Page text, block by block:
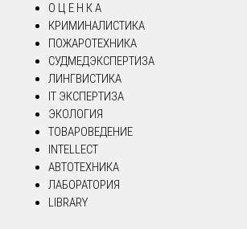
О Ц Е Н К А
КРИМИНАЛИСТИКА
ПОЖАРОТЕХНИКА
СУДМЕДЭКСПЕРТИЗА
ЛИНГВИСТИКА
IT ЭКСПЕРТИЗА
ЭКОЛОГИЯ
ТОВАРОВЕДЕНИЕ
INTELLECT
АВТОТЕХНИКА
ЛАБОРАТОРИЯ
LIBRARY